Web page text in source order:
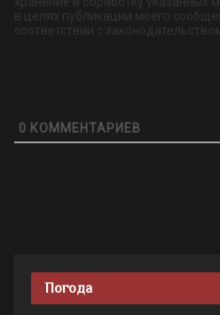
в целях публикации моего
соответствии с
0 КОММЕНТАРИЕВ
Погода